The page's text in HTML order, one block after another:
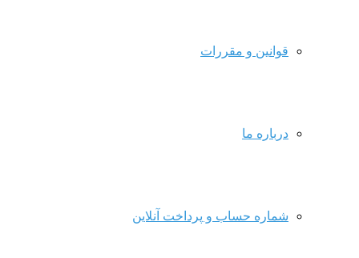
قوانین و مقررات
درباره ما
شماره حساب و پرداخت آنلاین